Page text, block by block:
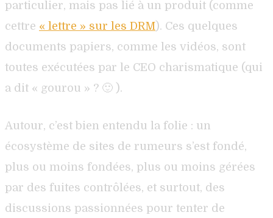
particulier, mais pas lié à un produit (comme
cettre « lettre » sur les DRM). Ces quelques
documents papiers, comme les vidéos, sont
toutes exécutées par le CEO charismatique (qui
a dit « gourou » ? 🙂 ).
Autour, c’est bien entendu la folie : un
écosystème de sites de rumeurs s’est fondé,
plus ou moins fondées, plus ou moins gérées
par des fuites contrôlées, et surtout, des
discussions passionnées pour tenter de